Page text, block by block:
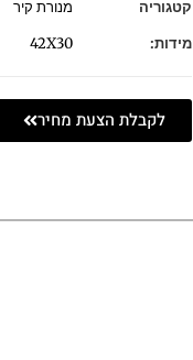
קטגוריה
מנורת קיר
מידות:
42X30
לקבלת הצעת מחיר